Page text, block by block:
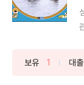
보유 1 대출